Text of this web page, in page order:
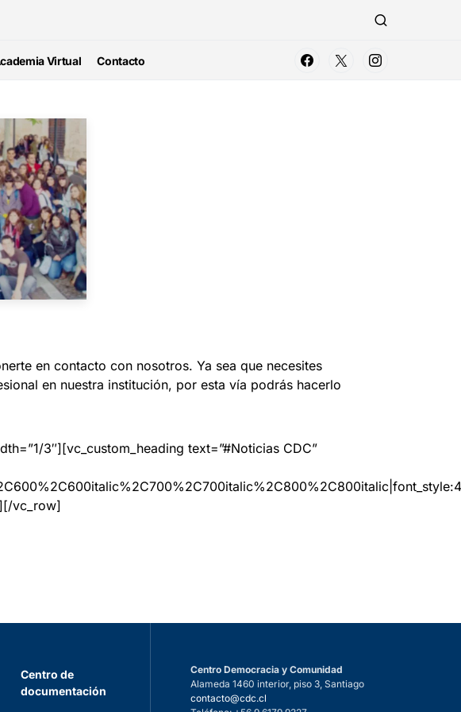
Virtual Contacto
en contacto con nosotros. Ya sea que necesites
en nuestra institución, por esta vía podrás hacerlo
3″][vc_custom_heading text=”#Noticias CDC”
vc_row]
Centro de
documentación
Centro Democracia y Comunidad
Alameda 1460 interior, piso 3, Santiago
contacto@cdc.cl